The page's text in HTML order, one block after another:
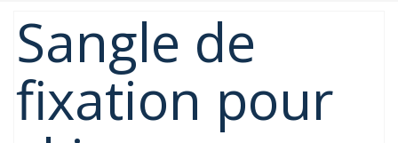
Sangle de
fixation pour